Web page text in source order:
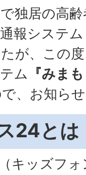
独居の高
報システ
が、この
ム 『みま
、お知ら
24とは
キッズフ